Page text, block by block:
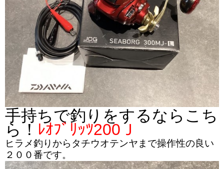
手持ちで釣りをするならこち
ら！ ﾚｵﾌﾞﾘｯﾂ200Ｊ
ヒラメ釣りからタチウオテンヤまで操作性の良い
２００番です。